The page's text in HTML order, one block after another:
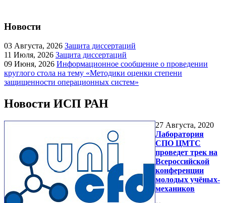
Новости
03 Августа, 2026 Защита диссертаций
11 Июля, 2026 Защита диссертаций
09 Июня, 2026 Информационное сообщение о проведении
круглого стола на тему «Методики оценки степени
защищенности операционных систем»
Новости ИСП РАН
27 Августа, 2020
Лаборатория
СПО ЦМТС
проведет трек на
Всероссийской
конференции
молодых учёных-
механиков